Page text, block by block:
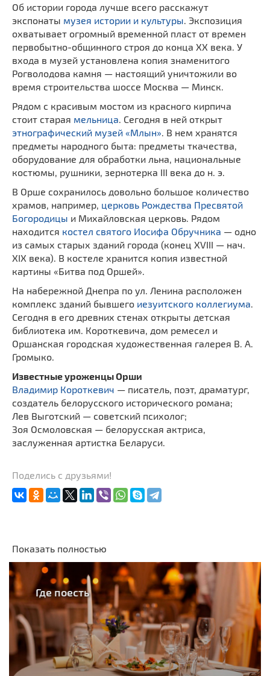
Об истории города лучше всего расскажут
экспонаты музея истории и культуры . Экспозиция
охватывает огромный временной пласт от времен
первобытно-общинного строя до конца XX века. У
входа в музей установлена копия знаменитого
Рогволодова камня — настоящий уничтожили во
время строительства шоссе Москва — Минск.
Рядом с красивым мостом из красного кирпича
стоит старая мельница . Сегодня в ней открыт
этнографический музей «Млын» . В нем хранятся
предметы народного быта: предметы ткачества,
оборудование для обработки льна, национальные
костюмы, рушники, зернотерка III века до н. э.
В Орше сохранилось довольно большое количество
храмов, например, церковь Рождества Пресвятой
Богородицы и Михайловская церковь. Рядом
находится костел святого Иосифа Обручника — одно
из самых старых зданий города (конец XVIII — нач.
XIX века). В костеле хранится копия известной
картины «Битва под Оршей».
На набережной Днепра по ул. Ленина расположен
комплекс зданий бывшего иезуитского коллегиума
Сегодня в его древних стенах открыты детская
библиотека им. Короткевича, дом ремесел и
Оршанская городская художественная галерея В. А.
Громыко.
Известные уроженцы Орши
Владимир Короткевич — писатель, поэт, драматург,
создатель белорусского исторического романа;
Лев Выготский — советский психолог;
Зоя Осмоловская — белорусская актриса,
заслуженная артистка Беларуси.
Поделись с друзьями!
Показать полностью
Где поесть